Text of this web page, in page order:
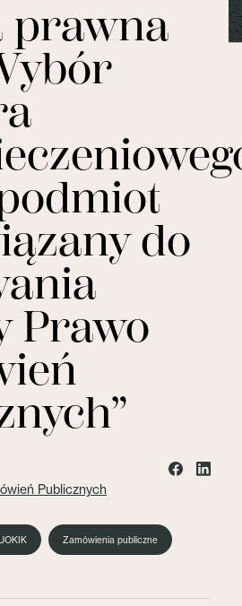
prawna
do
Prawo
Publicznych
Zamówienia publiczne